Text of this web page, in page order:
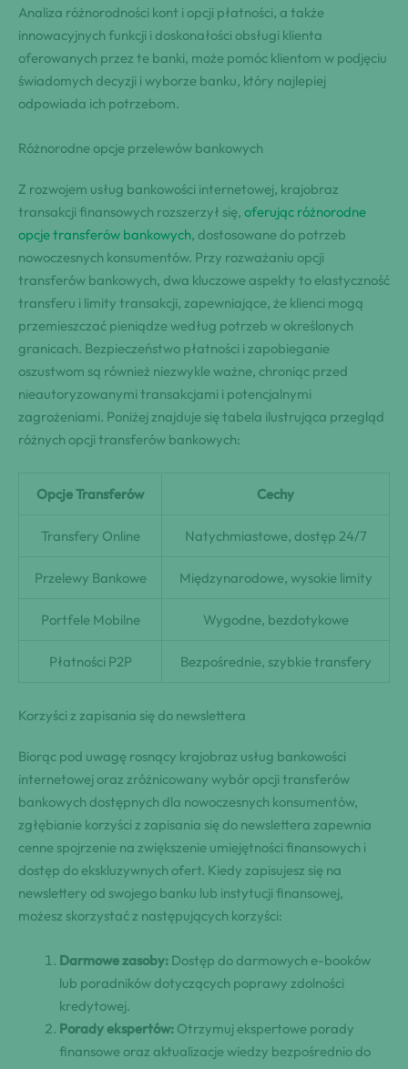
Analiza różnorodności kont i opcji płatności, a także
innowacyjnych funkcji i doskonałości obsługi klienta
oferowanych przez te banki, może pomóc klientom w podjęciu
świadomych decyzji i wyborze banku, który najlepiej
odpowiada ich potrzebom.
Różnorodne opcje przelewów bankowych
Z rozwojem usług bankowości internetowej, krajobraz
transakcji finansowych rozszerzył się, oferując różnorodne
opcje transferów bankowych, dostosowane do potrzeb
nowoczesnych konsumentów. Przy rozważaniu opcji
transferów bankowych, dwa kluczowe aspekty to elastyczność
transferu i limity transakcji, zapewniające, że klienci mogą
przemieszczać pieniądze według potrzeb w określonych
granicach. Bezpieczeństwo płatności i zapobieganie
oszustwom są również niezwykle ważne, chroniąc przed
nieautoryzowanymi transakcjami i potencjalnymi
zagrożeniami. Poniżej znajduje się tabela ilustrująca przegląd
różnych opcji transferów bankowych:
Opcje Transferów Cechy
Transfery Online Natychmiastowe, dostęp 24/7
Przelewy Bankowe Międzynarodowe, wysokie limity
Portfele Mobilne Wygodne, bezdotykowe
Płatności P2P Bezpośrednie, szybkie transfery
Korzyści z zapisania się do newslettera
Biorąc pod uwagę rosnący krajobraz usług bankowości
internetowej oraz zróżnicowany wybór opcji transferów
bankowych dostępnych dla nowoczesnych konsumentów,
zgłębianie korzyści z zapisania się do newslettera zapewnia
cenne spojrzenie na zwiększenie umiejętności finansowych i
dostęp do ekskluzywnych ofert. Kiedy zapisujesz się na
newslettery od swojego banku lub instytucji finansowej,
możesz skorzystać z następujących korzyści:
Darmowe zasoby: Dostęp do darmowych e-booków
lub poradników dotyczących poprawy zdolności
kredytowej.
Porady ekspertów: Otrzymuj ekspertowe porady
finansowe oraz aktualizacje wiedzy bezpośrednio do